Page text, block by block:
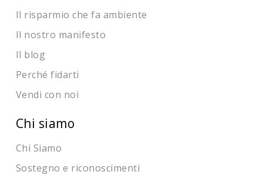
Il risparmio che fa ambiente
Il nostro manifesto
Il blog
Perché fidarti
Vendi con noi
Chi siamo
Chi Siamo
Sostegno e riconoscimenti